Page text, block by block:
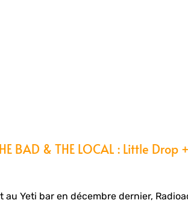
BAD & THE LOCAL : Little Drop
au Yeti bar en décembre dernier,